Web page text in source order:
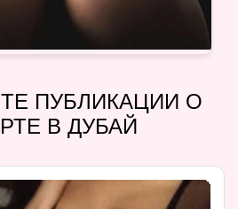
ПУБЛИКАЦИИ О
В ДУБАЙ